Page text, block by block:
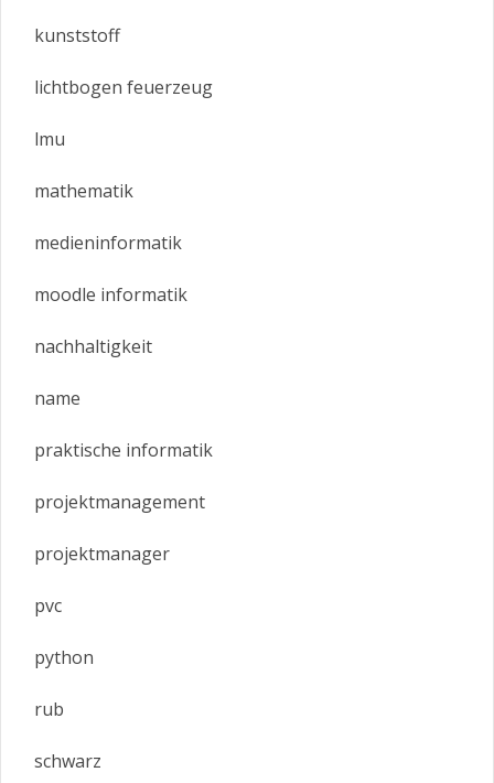
kunststoff
lichtbogen feuerzeug
lmu
mathematik
medieninformatik
moodle informatik
nachhaltigkeit
name
praktische informatik
projektmanagement
projektmanager
pvc
python
rub
schwarz